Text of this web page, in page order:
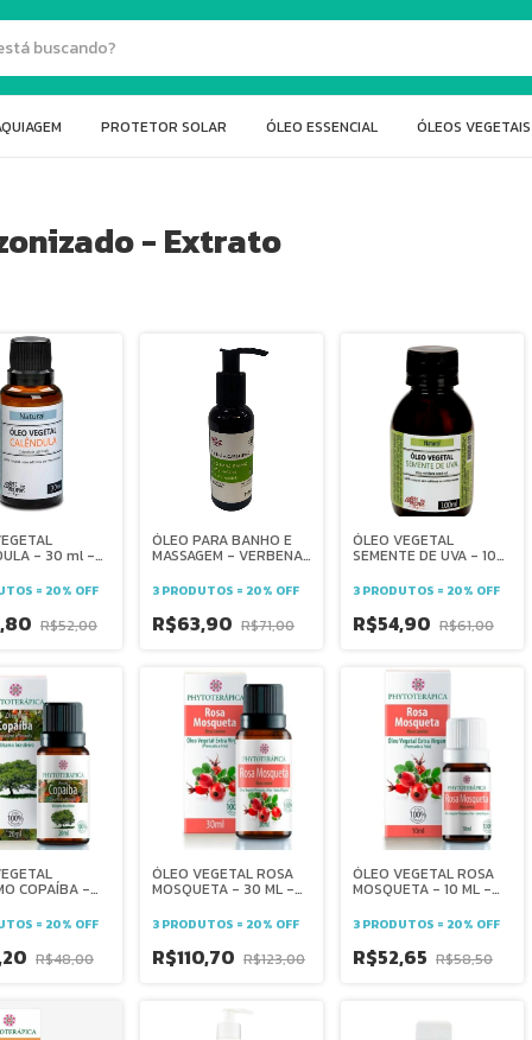
PROTETOR SOLAR ÓLEO ESSENCIAL ÓLEOS VEGETAIS
- Extrato
- 30 ml -
VARIZES
-
-
-
= 20% OFF
R$52,00
ÓLEO PARA BANHO E
MASSAGEM - VERBENA
E EQUILÍBRIO -110ML
3 PRODUTOS = 20% OFF
R$63,90 R$71,00
ÓLEO VEGETAL
SEMENTE DE UVA - 100
AROMAS- antioxidante
- elasticidade - firmeza
- massagens - pele
seca - carreador -
3 PRODUTOS = 20% OFF
R$54,90 R$61,00
COPAÍBA -
E
PELE -
= 20% OFF
R$48,00
ÓLEO VEGETAL ROSA
MOSQUETA - 30 ML -
RUGAS HIDRATANTE
OLHEIRAS QUELOIDES-
PHYTOTERÁPICA
3 PRODUTOS = 20% OFF
R$110,70 R$123,00
ÓLEO VEGETAL ROSA
MOSQUETA - 10 ML -
RUGAS HIDRATAÇÃO
CICATRIZANTE -
PHYTOTERÁPICA
3 PRODUTOS = 20% OFF
R$52,65 R$58,50